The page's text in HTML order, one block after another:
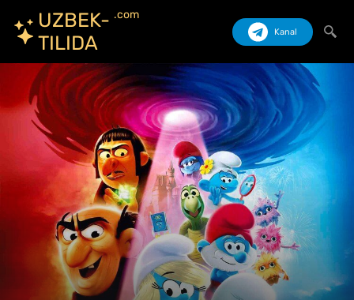
UZBEK-
TILIDA
.com
Kanal
Izlash